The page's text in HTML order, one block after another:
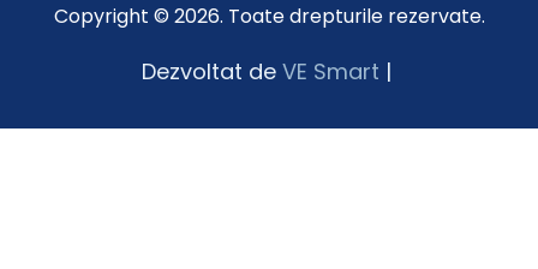
Copyright © 2026. Toate drepturile rezervate.
Dezvoltat de VE Smart |